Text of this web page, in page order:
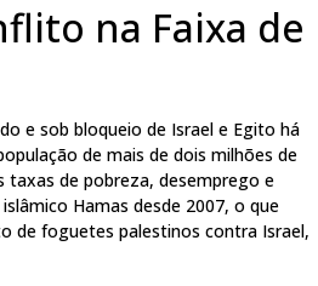
na Faixa de
e sob bloqueio de Israel e Egito há
de mais de dois milhões de
taxas de pobreza, desemprego e
Hamas desde 2007, o que
de foguetes palestinos contra Israel,